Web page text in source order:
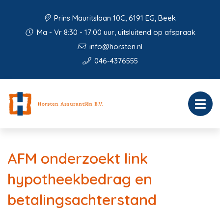
Prins Mauritslaan 10C, 6191 EG, Beek
Ma - Vr 8:30 - 17:00 uur, uitsluitend op afspraak
info@horsten.nl
046-4376555
AFM onderzoekt link
hypotheekbedrag en
betalingsachterstand